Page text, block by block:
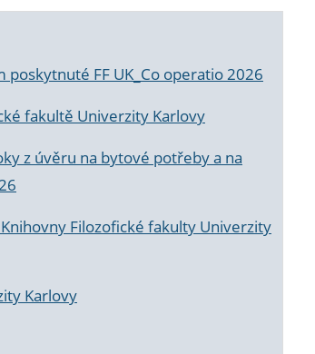
FF UK_Co operatio 2026
fakultě Univerzity Karlovy
z úvěru na bytové potřeby a na
Filozofické fakulty Univerzity
Karlovy